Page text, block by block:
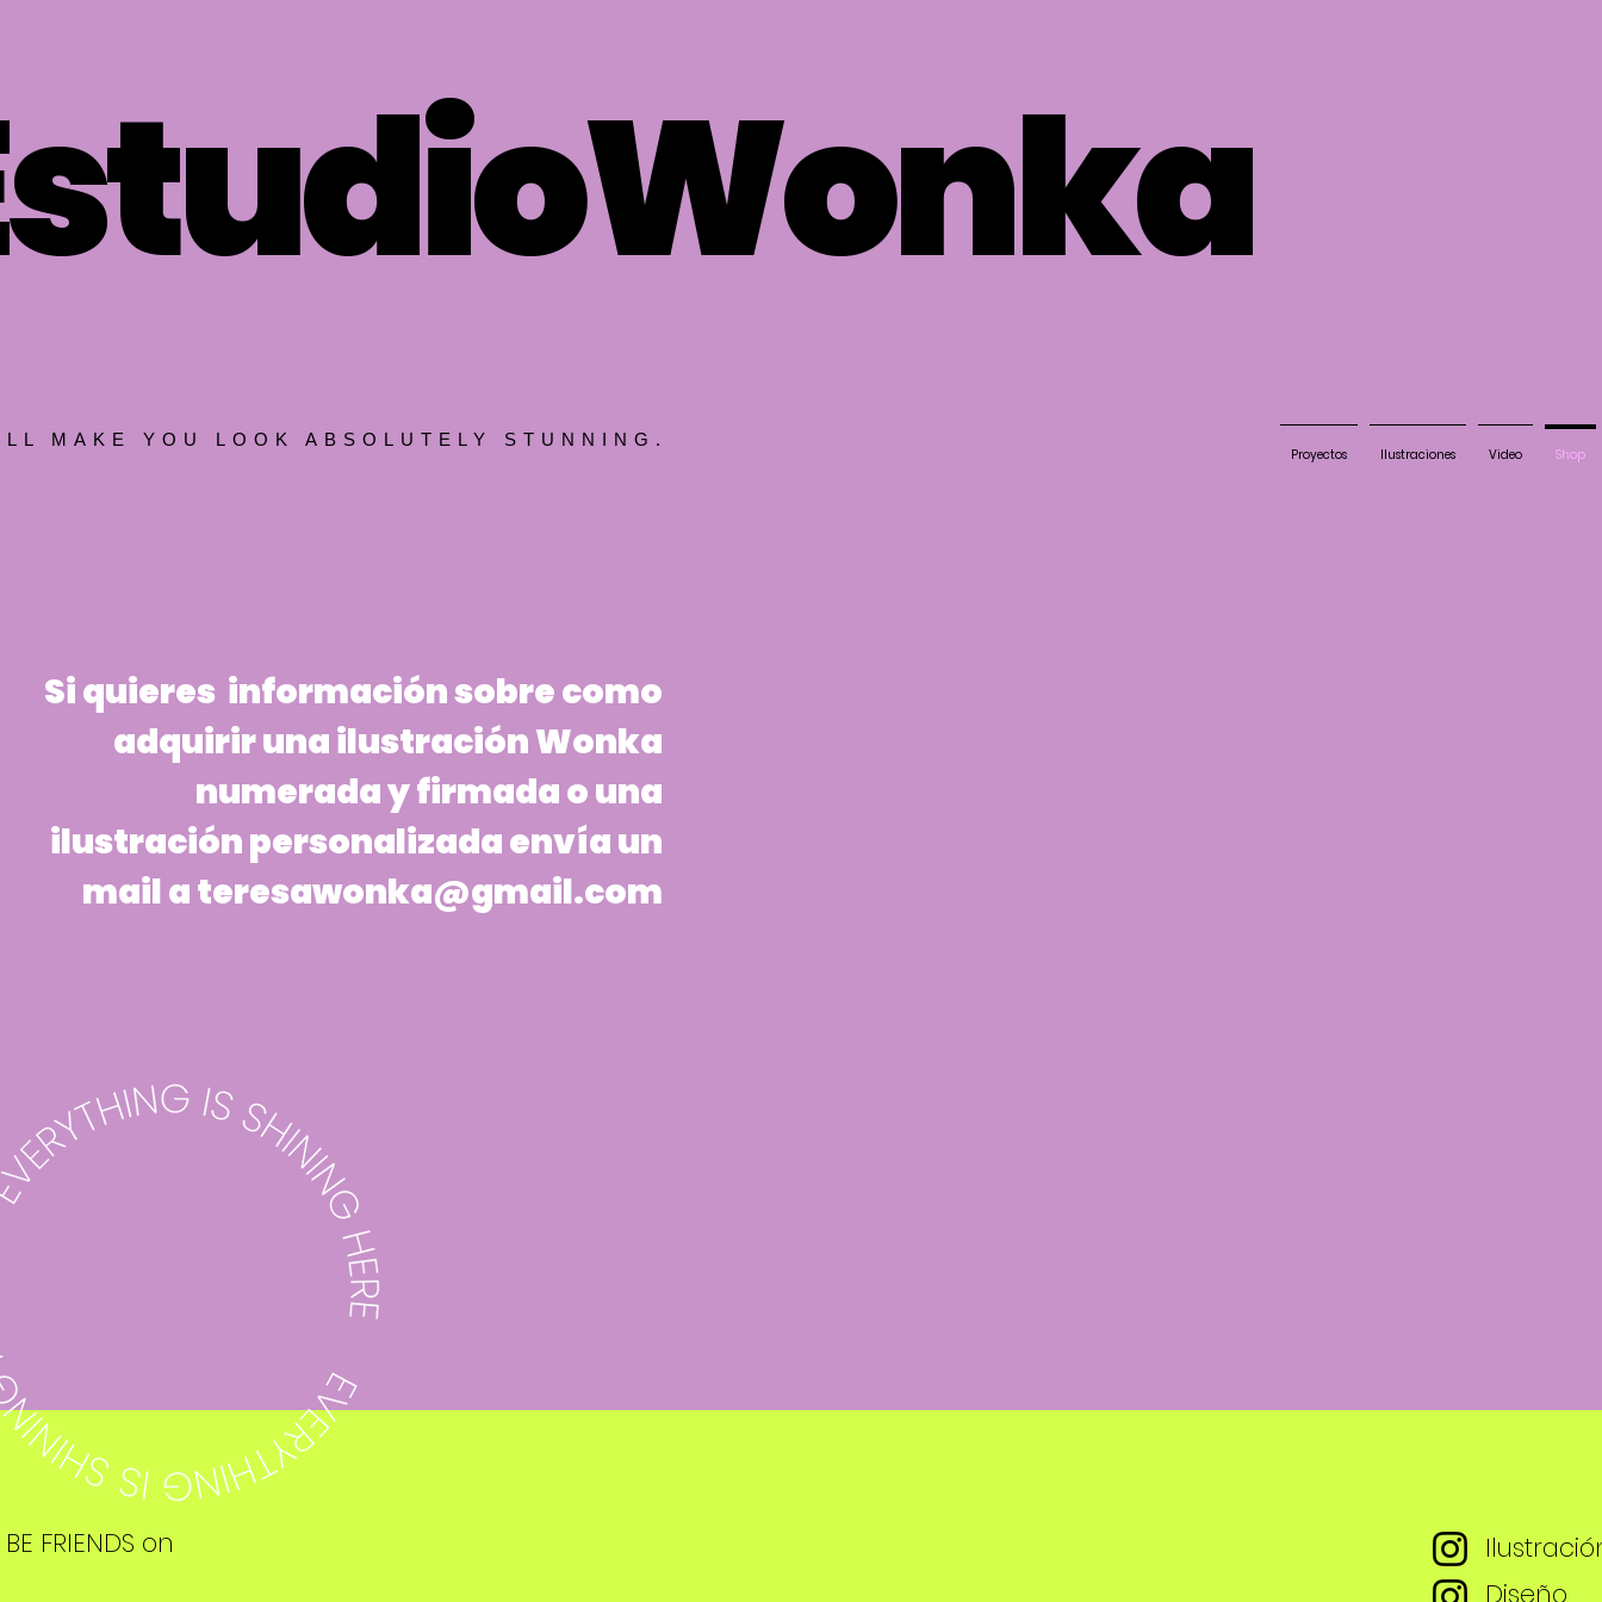
MAKE YOU LOOK ABSOLUTELY STUNNING.
Proyectos Ilustraciones Video Shop
Si quieres información sobre como
adquirir una ilustración Wonka
numerada y firmada o una
ilustración personalizada envía un
mail ateresawonka@gmail.com
BE FRIENDS on
Diseño